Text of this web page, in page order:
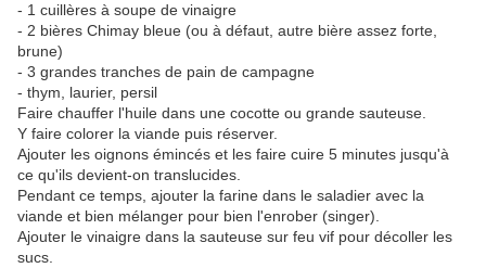
- 1 cuillères à soupe de vinaigre
- 2 bières Chimay bleue (ou à défaut, autre bière assez forte,
brune)
- 3 grandes tranches de pain de campagne
- thym, laurier, persil
Faire chauffer l'huile dans une cocotte ou grande sauteuse.
Y faire colorer la viande puis réserver.
Ajouter les oignons émincés et les faire cuire 5 minutes jusqu'à
ce qu'ils devient-on translucides.
Pendant ce temps, ajouter la farine dans le saladier avec la
viande et bien mélanger pour bien l'enrober (singer).
Ajouter le vinaigre dans la sauteuse sur feu vif pour décoller les
sucs.